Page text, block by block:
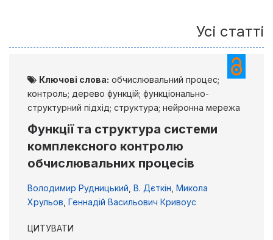
Усі статті
Ключові слова: обчислювальний процес;
контроль; дерево функцій; функціонально-
структурний підхід; структура; нейронна мережа
Функції та структура системи
комплексного контролю
обчислювальних процесів
Володимир Рудницький В. Дєткін Микола
Хрульов Геннадій Васильович Кривоус
ЦИТУВАТИ